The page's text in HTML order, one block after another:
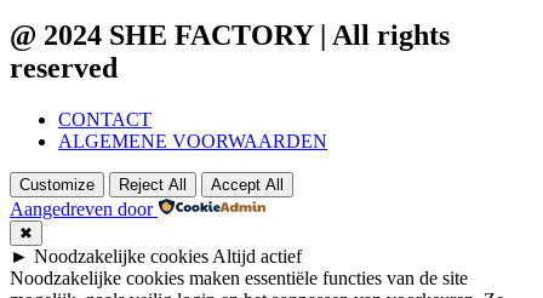
@ 2024 SHE FACTORY | All rights
reserved
CONTACT
ALGEMENE VOORWAARDEN
Customize Reject All Accept All
Aangedreven door
✖
► Noodzakelijke cookies Altijd actief
Noodzakelijke cookies maken essentiële functies van de site